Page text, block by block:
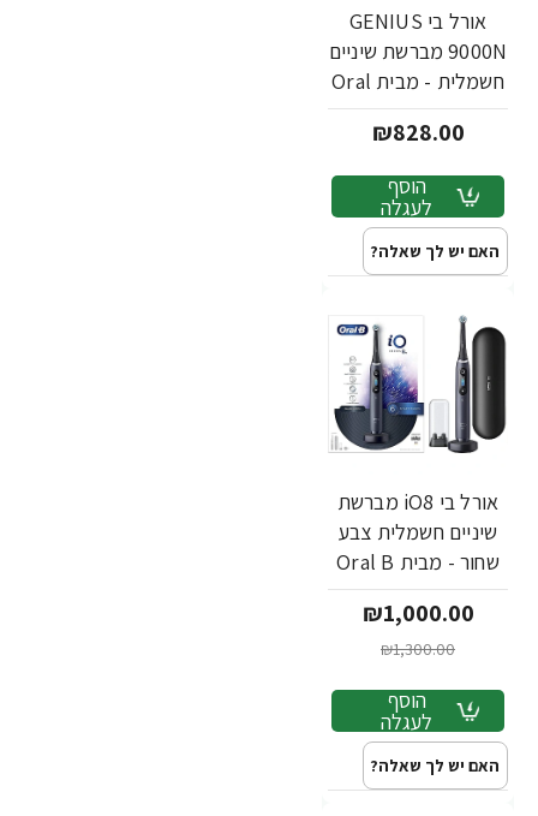
אורל בי GENIUS
9000N מברשת שיניים
חשמלית - מבית Oral
B
₪828.00
הוסף
לעגלה
האם יש לך שאלה?
אורל בי iO8 מברשת
שיניים חשמלית צבע
שחור - מבית Oral B
₪1,000.00
₪1,300.00
הוסף
לעגלה
האם יש לך שאלה?